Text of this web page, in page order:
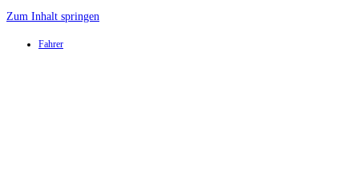
Zum Inhalt springen
Fahrer